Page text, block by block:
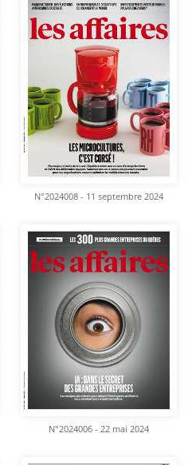
N°2024008 - 11 septembre 2024
N°2024006 - 22 mai 2024